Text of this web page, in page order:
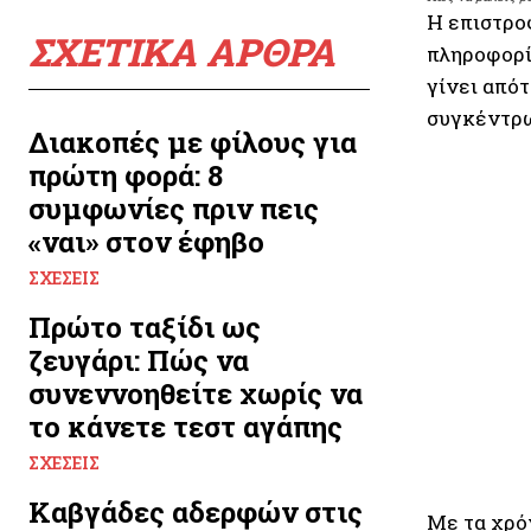
ΣΧΕΤΙΚΑ ΑΡΘΡΑ
Διακοπές με φίλους για
πρώτη φορά: 8
συμφωνίες πριν πεις
«ναι» στον έφηβο
ΣΧΈΣΕΙΣ
Πρώτο ταξίδι ως
ζευγάρι: Πώς να
συνεννοηθείτε χωρίς να
το κάνετε τεστ αγάπης
ΣΧΈΣΕΙΣ
Καβγάδες αδερφών στις
Η
γίνει
Με τα